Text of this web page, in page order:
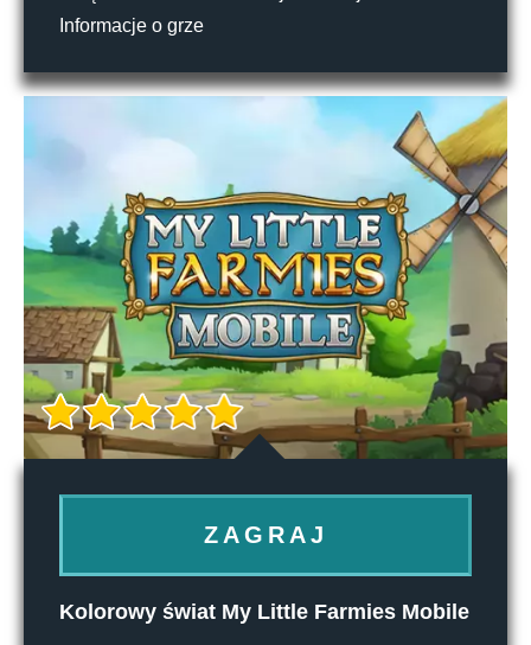
Informacje o grze
ZAGRAJ
Kolorowy świat My Little Farmies Mobile